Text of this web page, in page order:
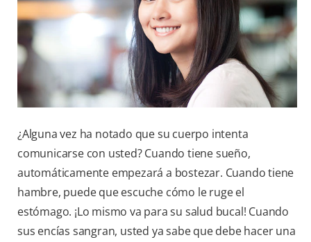
CUPONES
DONDE COMPRAR
MX (ES)
¿Alguna vez ha notado que su cuerpo intenta
comunicarse con usted? Cuando tiene sueño,
automáticamente empezará a bostezar. Cuando tiene
hambre, puede que escuche cómo le ruge el
estómago. ¡Lo mismo va para su salud bucal! Cuando
sus encías sangran, usted ya sabe que debe hacer una